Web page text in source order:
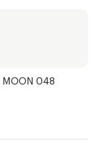
MOON 048